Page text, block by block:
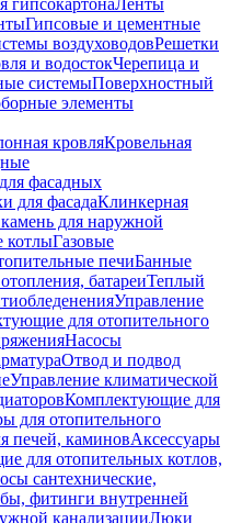
гипсокартонаЛенты
Гипсовые и цементные
воздуховодовРешетки
и водостокЧерепица и
системыПоверхностный
элементы
кровляКровельная
фасадных
для фасадаКлинкерная
для наружной
котлыГазовые
печиБанные
батареиТеплый
Управление
для отопительного
Насосы
Отвод и подвод
Управление климатической
Комплектующие для
для отопительного
печей, каминовАксессуары
для отопительных котлов,
сантехнические,
фитинги внутренней
канализацииЛюки